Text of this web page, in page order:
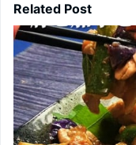
Related Post